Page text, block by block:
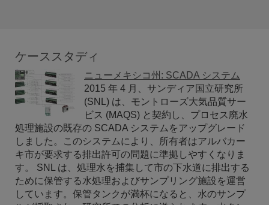
ケーススタディ
ニューメキシコ州: SCADA システム
2015 年 4 月、サンディア国立研究所
(SNL) は、モントローズ大気品質サー
ビス (MAQS) と契約し、プロセス廃水
処理施設の既存の SCADA システムをアップグレード
しました。このシステムにより、所有者はアルバカー
キ市が要求する排出許可の問題に準拠しやすくなりま
す。 SNL は、処理水を捕集して市の下水道に排出する
ために保管する水処理およびサンプリング施設を運営
しています。保管タンクが満杯になると、水のサンプ